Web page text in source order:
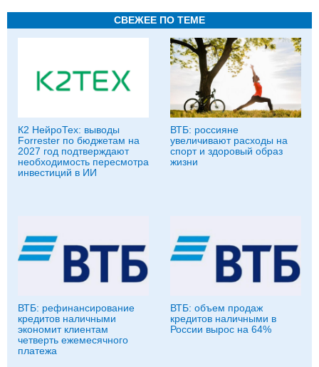
СВЕЖЕЕ ПО ТЕМЕ
К2 НейроТех: выводы
Forrester по бюджетам на
2027 год подтверждают
необходимость пересмотра
инвестиций в ИИ
ВТБ: россияне
увеличивают расходы на
спорт и здоровый образ
жизни
ВТБ: рефинансирование
кредитов наличными
экономит клиентам
четверть ежемесячного
платежа
ВТБ: объем продаж
кредитов наличными в
России вырос на 64%